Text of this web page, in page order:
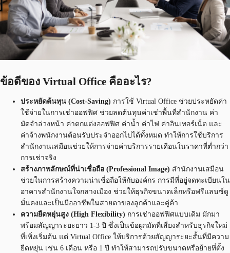
ข้อดีของ Virtual Office คืออะไร?
ประหยัดต้นทุน (Cost-Saving) การใช้ Virtual Office ช่วยประหยัดค่า
ใช้จ่ายในการเช่าออฟฟิศ ช่วยลดต้นทุนค่าเช่าพื้นที่สำนักงาน ค่า
มัดจำล่วงหน้า ค่าตกแต่งออฟฟิศ ค่าน้ำ ค่าไฟ ค่าอินเทอร์เน็ต และ
ค่าจ้างพนักงานต้อนรับประจำออกไปได้ทั้งหมด ทำให้การใช้บริการ
สำนักงานเสมือนช่วยให้การจ่ายค่าบริการรายเดือนในราคาที่ต่ำกว่า
การเช่าจริง
สร้างภาพลักษณ์ที่น่าเชื่อถือ (Professional Image) สำนักงานเสมือน
ช่วยในการสร้างความน่าเชื่อถือให้กับองค์กร การมีที่อยู่จดทะเบียนใน
อาคารสำนักงานใจกลางเมือง ช่วยให้ธุรกิจขนาดเล็กหรือฟรีแลนซ์ดู
มั่นคงและเป็นมืออาชีพในสายตาของลูกค้าและคู่ค้า
ความยืดหยุ่นสูง (High Flexibility) การเช่าออฟฟิศแบบเดิม มักมา
พร้อมสัญญาระยะยาว 1-3 ปี ซึ่งเป็นข้อผูกมัดที่เสี่ยงสำหรับธุรกิจใหม่
ที่เพิ่งเริ่มต้น แต่ Virtual Office ให้บริการด้วยสัญญาระยะสั้นที่มีความ
ยืดหยุ่น เช่น 6 เดือน หรือ 1 ปี ทำให้สามารถปรับขนาดหรือย้ายที่ตั้ง